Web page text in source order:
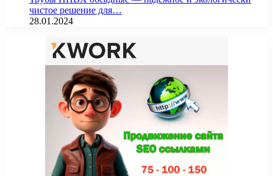
чистое решение для…
28.01.2024